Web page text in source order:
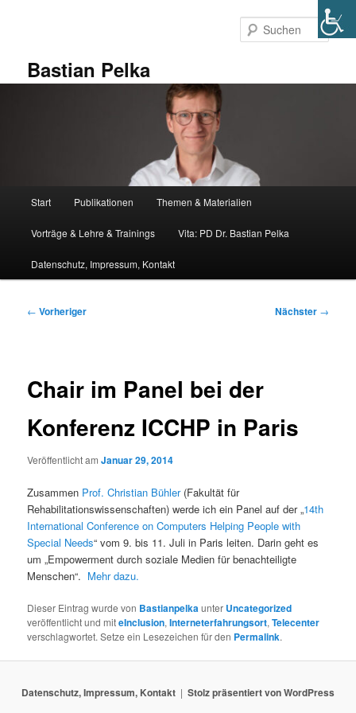
Bastian Pelka
Start Publikationen Themen & Materialien
Vorträge & Lehre & Trainings Vita: PD Dr. Bastian Pelka
Datenschutz, Impressum, Kontakt
Beitragsnavigation
← Vorheriger Nächster →
Chair im Panel bei der
Konferenz ICCHP in Paris
Veröffentlicht amJanuar 29, 2014
Zusammen Prof. Christian Bühler(Fakultät für
Rehabilitationswissenschaften) werde ich ein Panel auf der „14th
International Conference on Computers Helping People with
Special Needs“ vom 9. bis 11. Juli in Paris leiten. Darin geht es
um „Empowerment durch soziale Medien für benachteiligte
Menschen“. Mehr dazu.
Dieser Eintrag wurde von Bastianpelkaunter Uncategorized
veröffentlicht und miteInclusion,Interneterfahrungsort,Telecenter
verschlagwortet. Setze ein Lesezeichen für den Permalink.
Datenschutz, Impressum, Kontakt Stolz präsentiert von WordPress